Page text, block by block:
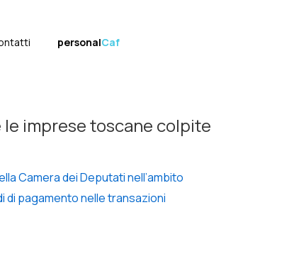
personalCaf
le imprese toscane colpite
Camera dei Deputati nell’ambito
di pagamento nelle transazioni